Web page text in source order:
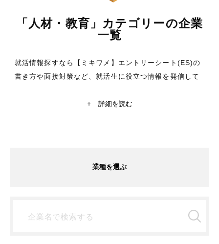
「人材・教育」カテゴリーの企業
一覧
就活情報探すなら【ミキワメ】エントリーシート(ES)の
書き方や面接対策など、就活生に役立つ情報を発信して
をもらった現役学生ライターが、インターン体験から企
+ 詳細を読む
業種を選ぶ